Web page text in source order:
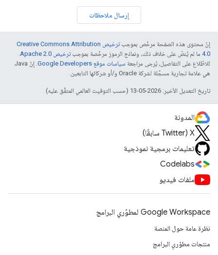
إرسال ملاحظات
إنّ محتوى هذه الصفحة مرخّص بموجب
ترخيص Creative Commons Attribution
4.0‏ ما لم يُنصّ على خلاف ذلك، ونماذج الرموز مرخّصة بموجبترخيص Apache 2.0‏
للاطّلاع على التفاصيل، يُرجى مراجعة سياسات موقع Google Developers‏
. إنّ Java
هي علامة تجارية مسجَّلة لشركة Oracle و/أو شركائها التابعين.
تاريخ التعديل الأخير: 2026-05-13 (حسب التوقيت العالمي المتفَّق عليه)
المدونة
‫X ‏(Twitter سابقًا)
تعليمات برمجية نموذجية
Codelabs
ملفات فيديو
Google Workspace لمطوّري البرامج
نظرة عامة حول المنصة
منتجات مطوّري البرامج